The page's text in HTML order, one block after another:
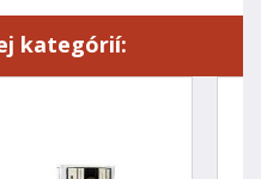
kategórií: